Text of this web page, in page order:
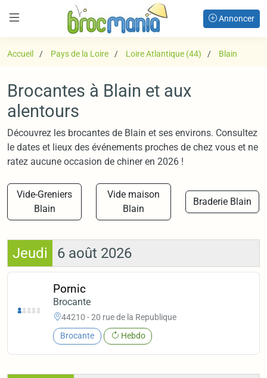
Annoncer
Accueil Pays de la Loire Loire Atlantique (44) Blain
Brocantes à Blain et aux
alentours
Découvrez les brocantes de Blain et ses environs. Consultez
le dates et lieux des événements proches de chez vous et ne
ratez aucune occasion de chiner en 2026 !
Vide-Greniers
Blain
Vide maison
Blain
Braderie Blain
Jeudi 6 août 2026
Pornic
Brocante
44210 - 20 rue de la Republique
Brocante Hebdo